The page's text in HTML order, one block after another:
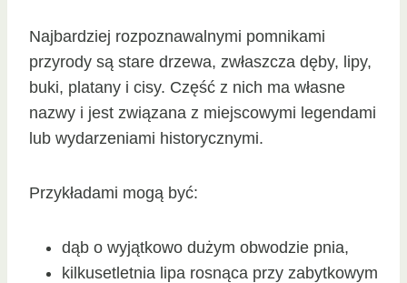
Najbardziej rozpoznawalnymi pomnikami
przyrody są stare drzewa, zwłaszcza dęby, lipy,
buki, platany i cisy. Część z nich ma własne
nazwy i jest związana z miejscowymi legendami
lub wydarzeniami historycznymi.
Przykładami mogą być:
dąb o wyjątkowo dużym obwodzie pnia,
kilkusetletnia lipa rosnąca przy zabytkowym